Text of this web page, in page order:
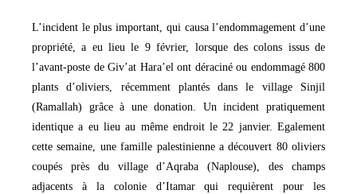
L’incident le plus important, qui causa l’endommagement d’une
propriété, a eu lieu le 9 février, lorsque des colons issus de
l’avant-poste de Giv’at Hara’el ont déraciné ou endommagé 800
plants d’oliviers, récemment plantés dans le village Sinjil
(Ramallah) grâce à une donation. Un incident pratiquement
identique a eu lieu au même endroit le 22 janvier. Egalement
cette semaine, une famille palestinienne a découvert 80 oliviers
coupés près du village d’Aqraba (Naplouse), des champs
adjacents à la colonie d’Itamar qui requièrent pour les